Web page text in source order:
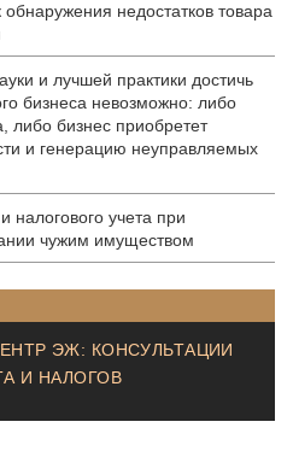
недостатков товара
и лучшей практики достичь
бизнеса невозможно: либо
либо бизнес приобретет
и генерацию неуправляемых
налогового учета при
чужим имуществом
ЭЖ: КОНСУЛЬТАЦИИ
И НАЛОГОВ